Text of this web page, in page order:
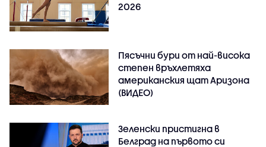
2026
Пясъчни бури от най-висока
степен връхлетяха
американския щат Аризона
(ВИДЕО)
Зеленски пристигна в
Белград на първото си